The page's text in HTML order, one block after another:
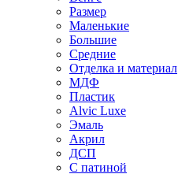
Размер
Маленькие
Большие
Средние
Отделка и материал
МДФ
Пластик
Alvic Luxe
Эмаль
Акрил
ДСП
С патиной